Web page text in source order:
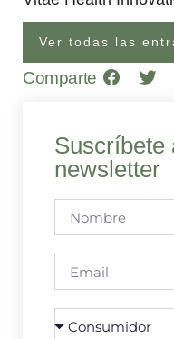
Ver todas las
Comparte
Suscríbete
newsletter